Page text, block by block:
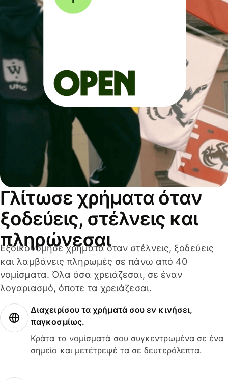
Γλίτωσε χρήματα όταν
ξοδεύεις, στέλνεις και
πληρώνεσαι
Εξοικονόμησε χρήματα όταν στέλνεις, ξοδεύεις
και λαμβάνεις πληρωμές σε πάνω από 40
νομίσματα. Όλα όσα χρειάζεσαι, σε έναν
λογαριασμό, όποτε τα χρειάζεσαι.
Διαχειρίσου τα χρήματά σου εν κινήσει,
παγκοσμίως.
Κράτα τα νομίσματά σου συγκεντρωμένα σε ένα
σημείο και μετέτρεψέ τα σε δευτερόλεπτα.